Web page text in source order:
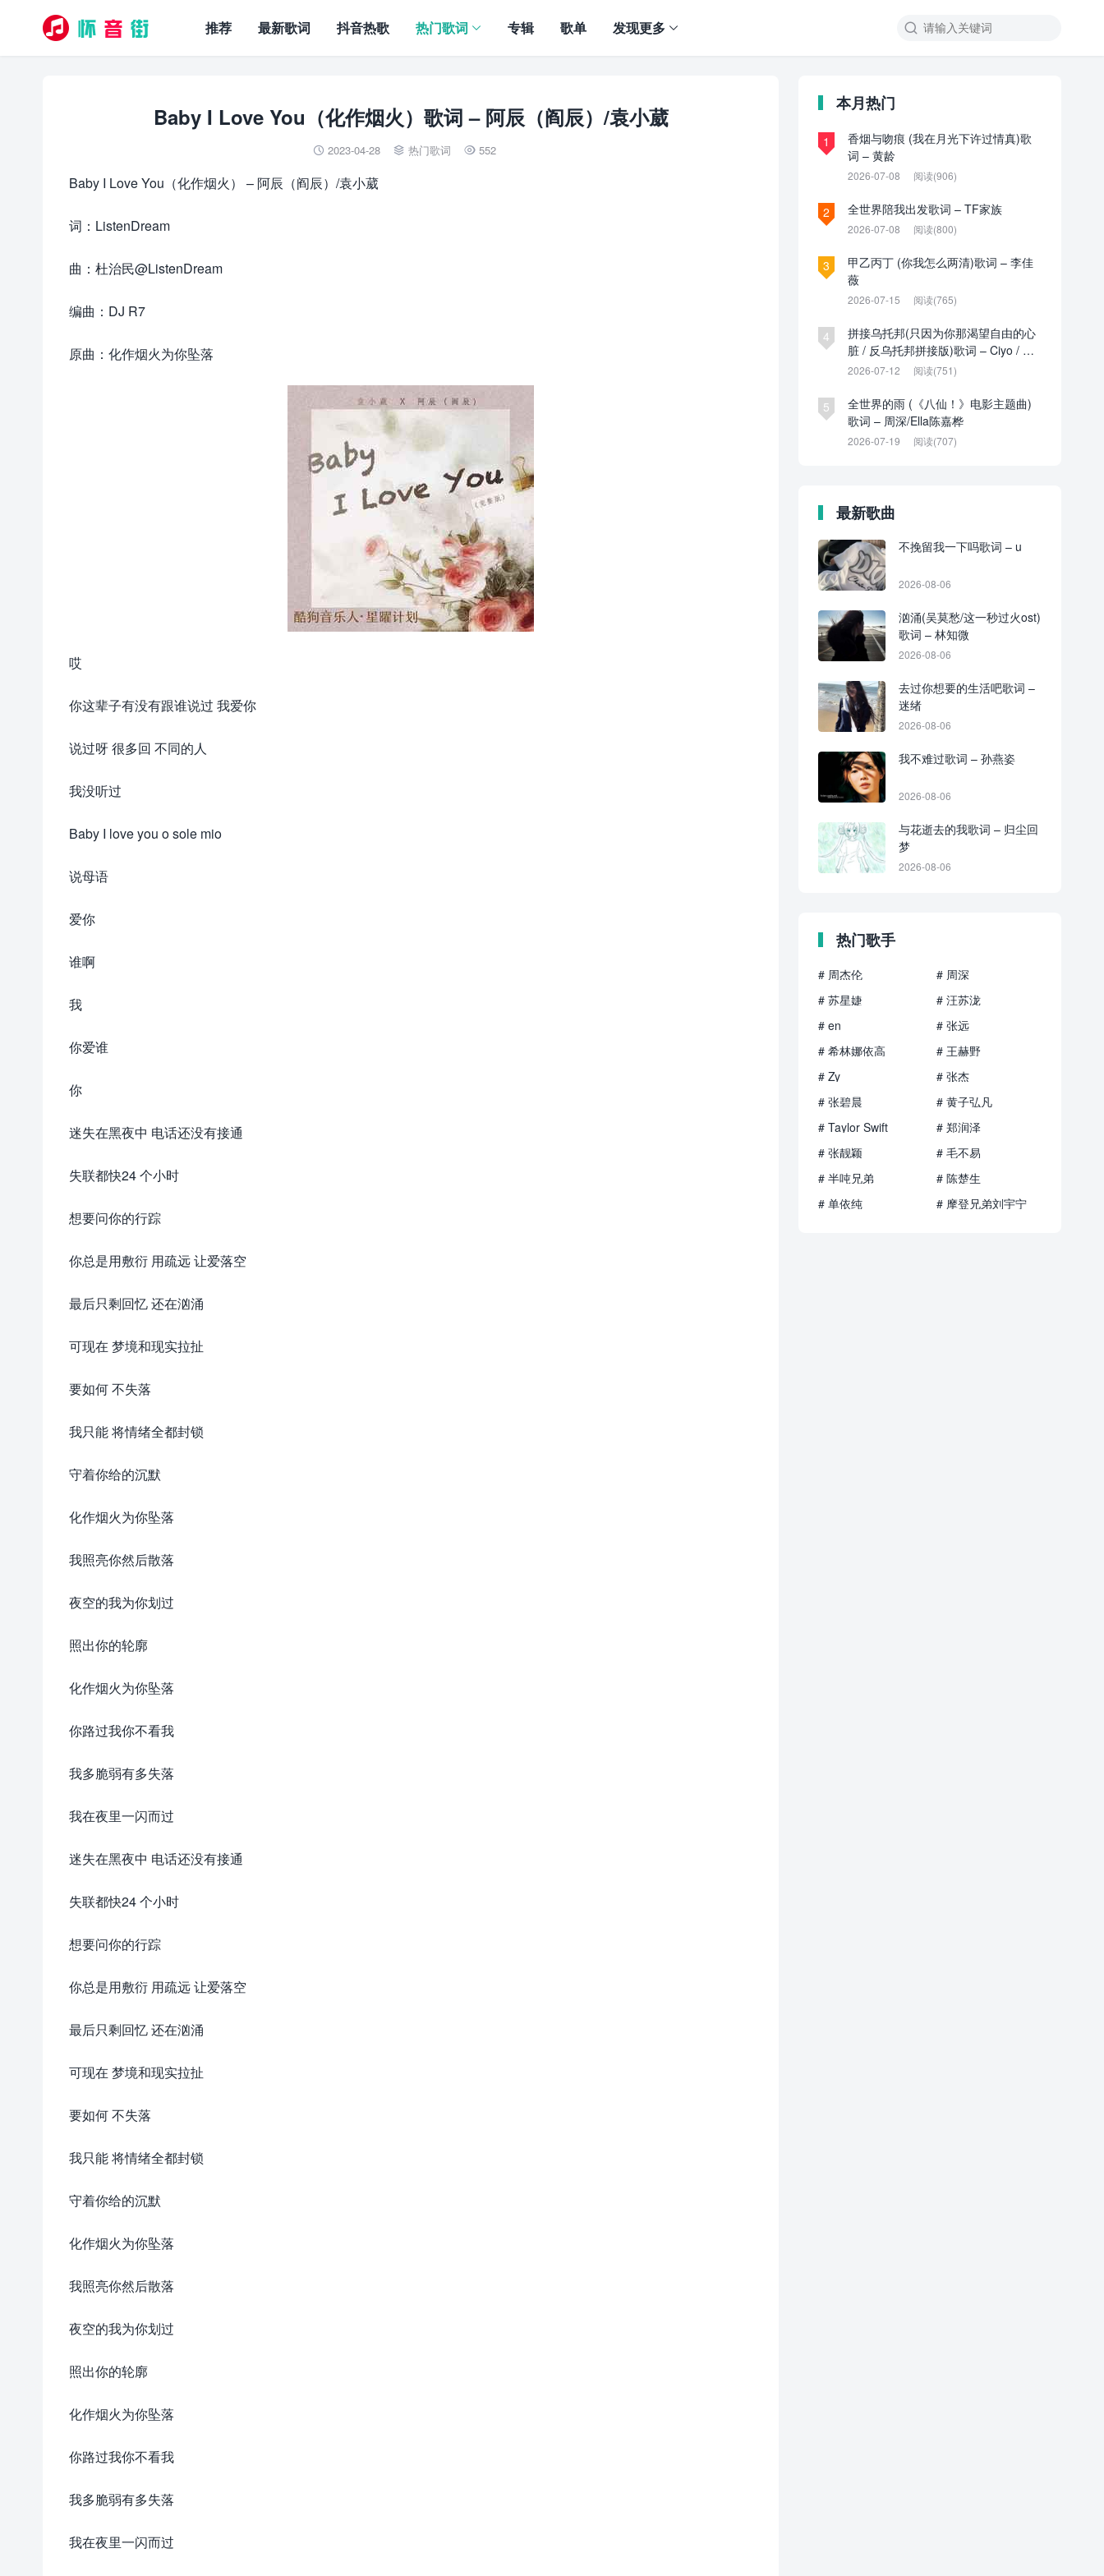

推荐 最新歌词 抖音热歌 热门歌词 专辑 歌单 发现更多
Baby I Love You（化作烟火）歌词 – 阿辰（阎辰）/袁小葳
 2023-04-28  热门歌词  552
Baby I Love You（化作烟火） – 阿辰（阎辰）/袁小葳
词：ListenDream
曲：杜治民@ListenDream
编曲：DJ R7
原曲：化作烟火为你坠落
哎
你这辈子有没有跟谁说过 我爱你
说过呀 很多回 不同的人
我没听过
Baby I love you o sole mio
说母语
爱你
谁啊
我
你爱谁
你
迷失在黑夜中 电话还没有接通
失联都快24 个小时
想要问你的行踪
你总是用敷衍 用疏远 让爱落空
最后只剩回忆 还在汹涌
可现在 梦境和现实拉扯
要如何 不失落
我只能 将情绪全都封锁
守着你给的沉默
化作烟火为你坠落
我照亮你然后散落
夜空的我为你划过
照出你的轮廓
化作烟火为你坠落
你路过我你不看我
我多脆弱有多失落
我在夜里一闪而过
迷失在黑夜中 电话还没有接通
失联都快24 个小时
想要问你的行踪
你总是用敷衍 用疏远 让爱落空
最后只剩回忆 还在汹涌
可现在 梦境和现实拉扯
要如何 不失落
我只能 将情绪全都封锁
守着你给的沉默
化作烟火为你坠落
我照亮你然后散落
夜空的我为你划过
照出你的轮廓
化作烟火为你坠落
你路过我你不看我
我多脆弱有多失落
我在夜里一闪而过
本月热门
1
香烟与吻痕 (我在月光下许过情真)歌
词 – 黄龄
2026-07-08 阅读(906)
2 全世界陪我出发歌词 – TF家族
2026-07-08 阅读(800)
3
甲乙丙丁 (你我怎么两清)歌词 – 李佳
薇
2026-07-15 阅读(765)
4
拼接乌托邦(只因为你那渴望自由的心
脏 / 反乌托邦拼接版)歌词 – Ciyo / 见
过夏天P / 乌托邦P
2026-07-12 阅读(751)
5
全世界的雨 (《八仙！》电影主题曲)
歌词 – 周深/Ella陈嘉桦
2026-07-19 阅读(707)
最新歌曲
不挽留我一下吗歌词 – u
2026-08-06
汹涌(吴莫愁/这一秒过火ost)
歌词 – 林知微
2026-08-06
去过你想要的生活吧歌词 –
迷绪
2026-08-06
我不难过歌词 – 孙燕姿
2026-08-06
与花逝去的我歌词 – 归尘回
梦
2026-08-06
热门歌手
# 周杰伦
# 周深
# 苏星婕
# 汪苏泷
# en
# 张远
# 希林娜依高
# 王赫野
# Zy
# 张杰
# 张碧晨
# 黄子弘凡
# Taylor Swift
# 郑润泽
# 张靓颖
# 毛不易
# 半吨兄弟
# 陈楚生
# 单依纯
# 摩登兄弟刘宇宁